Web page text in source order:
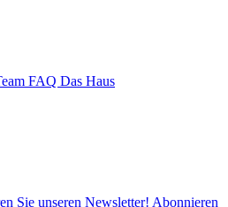
FAQ Das Haus
Sie unseren Newsletter! Abonnieren